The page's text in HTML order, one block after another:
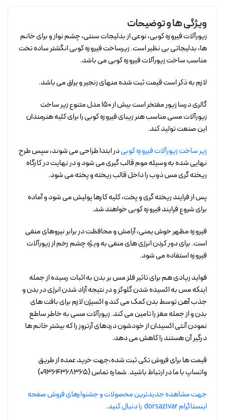
ویژگی ها و توضیحات
زیورآلات فیروزه کوبی، نوعی از بدلیجات سنتی، چشم نواز و برای خانم
ها، بدلیجاتی بی نظیر است. زیرساخت فیروزه کوبی انگشتر ساده تخت
مناسب ساخت زیورآلات فیروزه کوبی می باشد.
لازم به ذکر است قیمت ثبت شده منهای زنجیر و یراق می باشد.
گالری درسا زیور مفتخر است بیش از 150 مدل متنوع زیر ساخت
زیورآلات مسی مناسب هنر زیبای فیروزه کوبی را برای کلیه هنرمندان
این صنعت تولید کند.
زیر ساخت زیورآلات فیروزه کوبیدر ابتدا طراحی می شوند، سپس طرح
نهایی شده به وسیله موم قالب گیری می شود و در نهایت در کارگاه
ریخته گری مس ذوب را داخل قالب ریخته و پخته می شود.
پس از فرایند ریخته گری و پخت، کلیه کارها پولیش می شود و آماده
برای شروع فرایند فیروزه کوبی خواهند شد.
فیروزه مظهر خوش یمنی، آرامش و محافظت در برابر نیروهای منفی
است. برای دور کردن انرژی های منفی به ویژه چشم زخم از زیورآلات
فیروزه استفاده می شود.
فواید زیادی هم برای تاثیر فلز مس بر بدن به اثبات رسیده از جمله
اینکه مس به اکسیده شدن گلوکز و در نتیجه آزاد شدن انرژی در بدن و
جذب آهن توسط بدن کمک می کند و اکسیژن لازم برای بافت های
بدن و از جمله مغز را تامین می کند. زیورآلات مسی به خاطر ساطع
نمودن آنتی اکسیدان از خودشون دردهای آرتروز را که بیشتر خانم ها
درگیر آن هستند را کاهش می دهد.
قیمت ها برای فروش تکی ثبت شده،جهت خرید عمده از طریق
واتساپ با ما در ارتباط باشید. شماره تماس (09364368365)
جهت مشاهده جدیدترین محصولات و جشنوارهای فروش صفحه
اینستاگرام dorsazivar را دنبال کنید.